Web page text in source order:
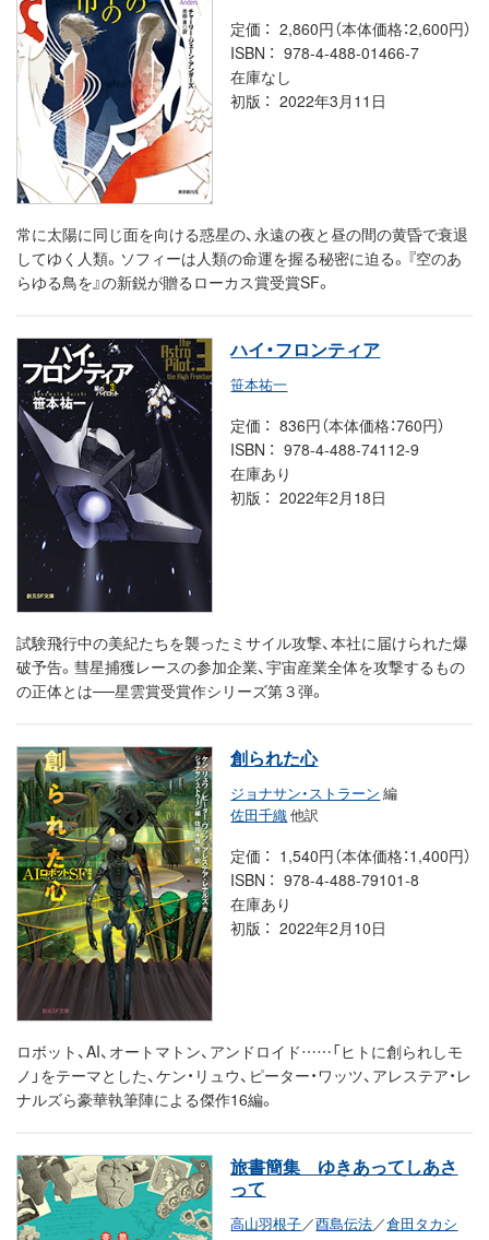
定価
2,860円（本体価格：2,600円）
ISBN
978-4-488-01466-7
在庫なし
初版
2022年3月11日
常に太陽に同じ面を向ける惑星の、永遠の夜と昼の間の黄昏で衰退
してゆく人類。ソフィーは人類の命運を握る秘密に迫る。『空のあ
らゆる鳥を』の新鋭が贈るローカス賞受賞SF。
ハイ・フロンティア
笹本祐一
定価
836円（本体価格：760円）
ISBN
978-4-488-74112-9
在庫あり
初版
2022年2月18日
試験飛行中の美紀たちを襲ったミサイル攻撃、本社に届けられた爆
破予告。彗星捕獲レースの参加企業、宇宙産業全体を攻撃するもの
の正体とは──星雲賞受賞作シリーズ第３弾。
創られた心
ジョナサン・ストラーン 編
佐田千織他訳
定価
1,540円（本体価格：1,400円）
ISBN
978-4-488-79101-8
在庫あり
初版
2022年2月10日
ロボット、AI、オートマトン、アンドロイド……「ヒトに創られしモ
ノ」をテーマとした、ケン・リュウ、ピーター・ワッツ、アレステア・レ
ナルズら豪華執筆陣による傑作16編。
旅書簡集 ゆきあってしあさ
って
高山羽根子／酉島伝法／倉田タカシ